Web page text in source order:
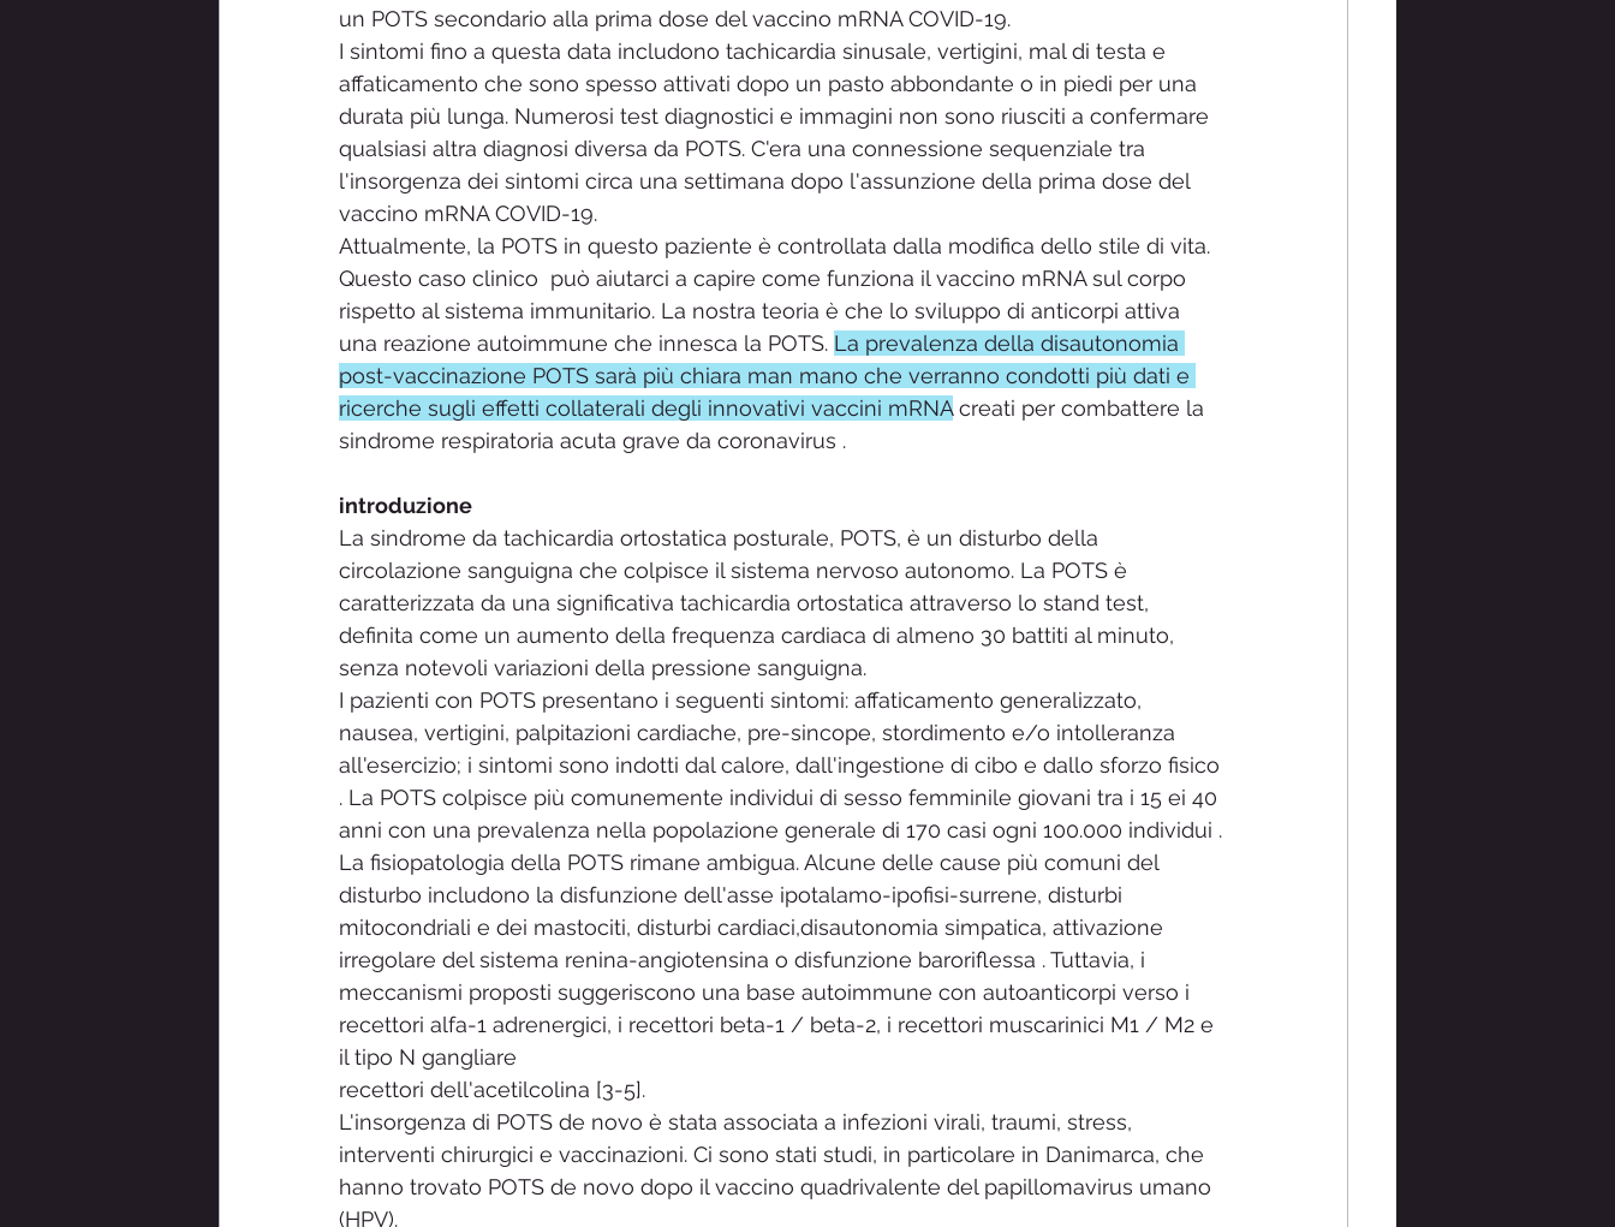
un POTS secondario alla prima dose del vaccino mRNA COVID-19.
I sintomi fino a questa data includono tachicardia sinusale, vertigini, mal di testa e
affaticamento che sono spesso attivati ​​dopo un pasto abbondante o in piedi per una
durata più lunga. Numerosi test diagnostici e immagini non sono riusciti a confermare
qualsiasi altra diagnosi diversa da POTS. C'era una connessione sequenziale tra
l'insorgenza dei sintomi circa una settimana dopo l'assunzione della prima dose del
vaccino mRNA COVID-19.
Attualmente, la POTS in questo paziente è controllata dalla modifica dello stile di vita.
Questo caso clinico  può aiutarci a capire come funziona il vaccino mRNA sul corpo
rispetto al sistema immunitario. La nostra teoria è che lo sviluppo di anticorpi attiva
una reazione autoimmune che innesca la POTS. La prevalenza della disautonomia
post-vaccinazione POTS sarà più chiara man mano che verranno condotti più dati e
ricerche sugli effetti collaterali degli innovativi vaccini mRNA creati per combattere la
sindrome respiratoria acuta grave da coronavirus .
introduzione
La sindrome da tachicardia ortostatica posturale, POTS, è un disturbo della
circolazione sanguigna che colpisce il sistema nervoso autonomo. La POTS è
caratterizzata da una significativa tachicardia ortostatica attraverso lo stand test,
definita come un aumento della frequenza cardiaca di almeno 30 battiti al minuto,
senza notevoli variazioni della pressione sanguigna.
I pazienti con POTS presentano i seguenti sintomi: affaticamento generalizzato,
nausea, vertigini, palpitazioni cardiache, pre-sincope, stordimento e/o intolleranza
all'esercizio; i sintomi sono indotti dal calore, dall'ingestione di cibo e dallo sforzo fisico
. La POTS colpisce più comunemente individui di sesso femminile giovani tra i 15 ei 40
anni con una prevalenza nella popolazione generale di 170 casi ogni 100.000 individui .
La fisiopatologia della POTS rimane ambigua. Alcune delle cause più comuni del
disturbo includono la disfunzione dell'asse ipotalamo-ipofisi-surrene, disturbi
mitocondriali e dei mastociti, disturbi cardiaci,disautonomia simpatica, attivazione
irregolare del sistema renina-angiotensina o disfunzione baroriflessa . Tuttavia, i
meccanismi proposti suggeriscono una base autoimmune con autoanticorpi verso i
recettori alfa-1 adrenergici, i recettori beta-1 / beta-2, i recettori muscarinici M1 / ​​​​M2 e
il tipo N gangliare
recettori dell'acetilcolina [3-5].
L'insorgenza di POTS de novo è stata associata a infezioni virali, traumi, stress,
interventi chirurgici e vaccinazioni. Ci sono stati studi, in particolare in Danimarca, che
hanno trovato POTS de novo dopo il vaccino quadrivalente del papillomavirus umano
(HPV).